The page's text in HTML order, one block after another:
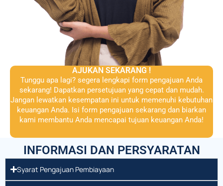
AJUKAN SEKARANG !
Tunggu apa lagi? segera lengkapi form pengajuan Anda
sekarang! Dapatkan persetujuan yang cepat dan mudah.
Jangan lewatkan kesempatan ini untuk memenuhi kebutuhan
keuangan Anda. Isi form pengajuan sekarang dan biarkan
kami membantu Anda mencapai tujuan keuangan Anda!
INFORMASI DAN PERSYARATAN
Syarat Pengajuan Pembiayaan